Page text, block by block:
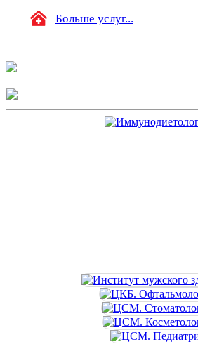
Больше услуг...